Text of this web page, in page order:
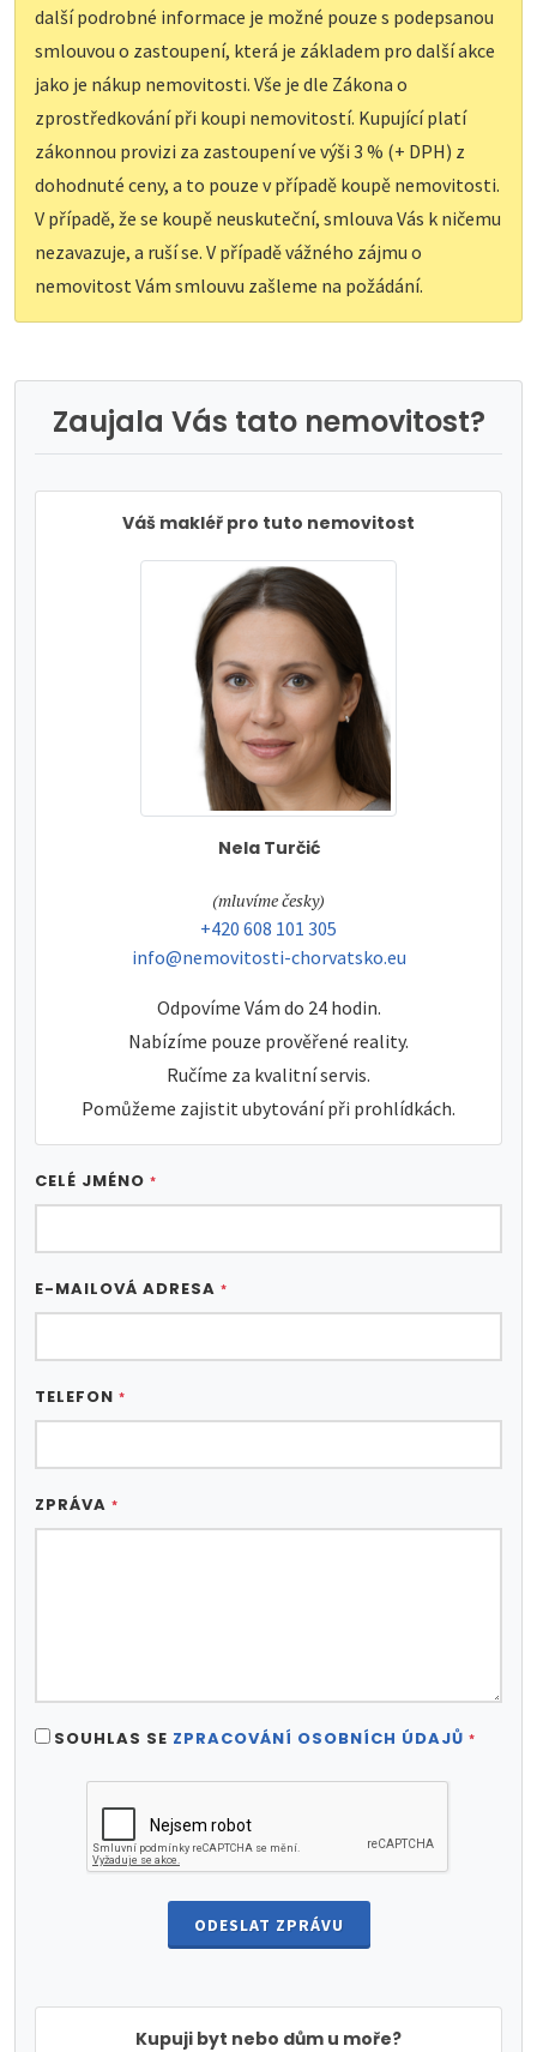
další podrobné informace je možné pouze s podepsanou
smlouvou o zastoupení, která je základem pro další akce
jako je nákup nemovitosti. Vše je dle Zákona o
zprostředkování při koupi nemovitostí. Kupující platí
zákonnou provizi za zastoupení ve výši 3 % (+ DPH) z
dohodnuté ceny, a to pouze v případě koupě nemovitosti.
V případě, že se koupě neuskuteční, smlouva Vás k ničemu
nezavazuje, a ruší se. V případě vážného zájmu o
nemovitost Vám smlouvu zašleme na požádání.
Zaujala Vás tato nemovitost?
Váš makléř pro tuto nemovitost
Nela Turčić
tel:
(mluvíme česky)
tel:
+420 608 101 305
e-mail:
info@nemovitosti-chorvatsko.eu
Odpovíme Vám do 24 hodin.
Nabízíme pouze prověřené reality.
Ručíme za kvalitní servis.
Pomůžeme zajistit ubytování při prohlídkách.
CELÉ JMÉNO *
E-MAILOVÁ ADRESA *
TELEFON *
ZPRÁVA *
SOUHLAS SE ZPRACOVÁNÍ OSOBNÍCH ÚDAJŮ *
ODESLAT ZPRÁVU
Kupuji byt nebo dům u moře?